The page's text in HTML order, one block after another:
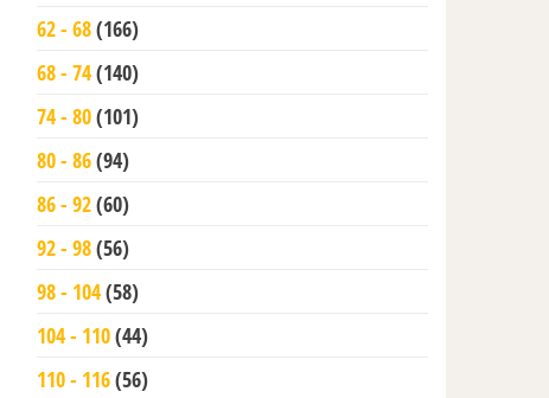
62 - 68(166)
68 - 74(140)
74 - 80(101)
80 - 86(94)
86 - 92(60)
92 - 98(56)
98 - 104(58)
104 - 110(44)
110 - 116(56)